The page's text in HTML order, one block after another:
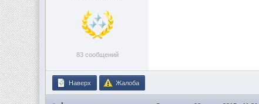
83 сообщений
Наверх Жалоба